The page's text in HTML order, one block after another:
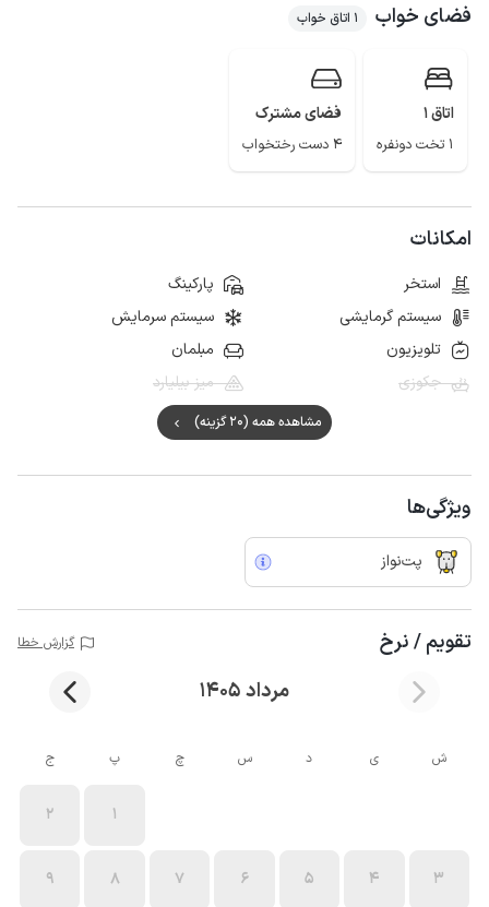
فضای خواب 1 اتاق خواب
اتاق 1
1 تخت دونفره
فضای مشترک
4 دست رختخواب
امکانات
استخر
پارکینگ
سیستم گرمایشی
سیستم سرمایش
تلویزیون
مبلمان
جکوزی
میز بیلیارد
مشاهده همه (20 گزینه)
ویژگی‌ها
پت‌نواز
تقویم / نرخ گزارش خطا
مرداد 1405
ش ی د س چ پ ج
1
2
3
4
5
6
7
8
9